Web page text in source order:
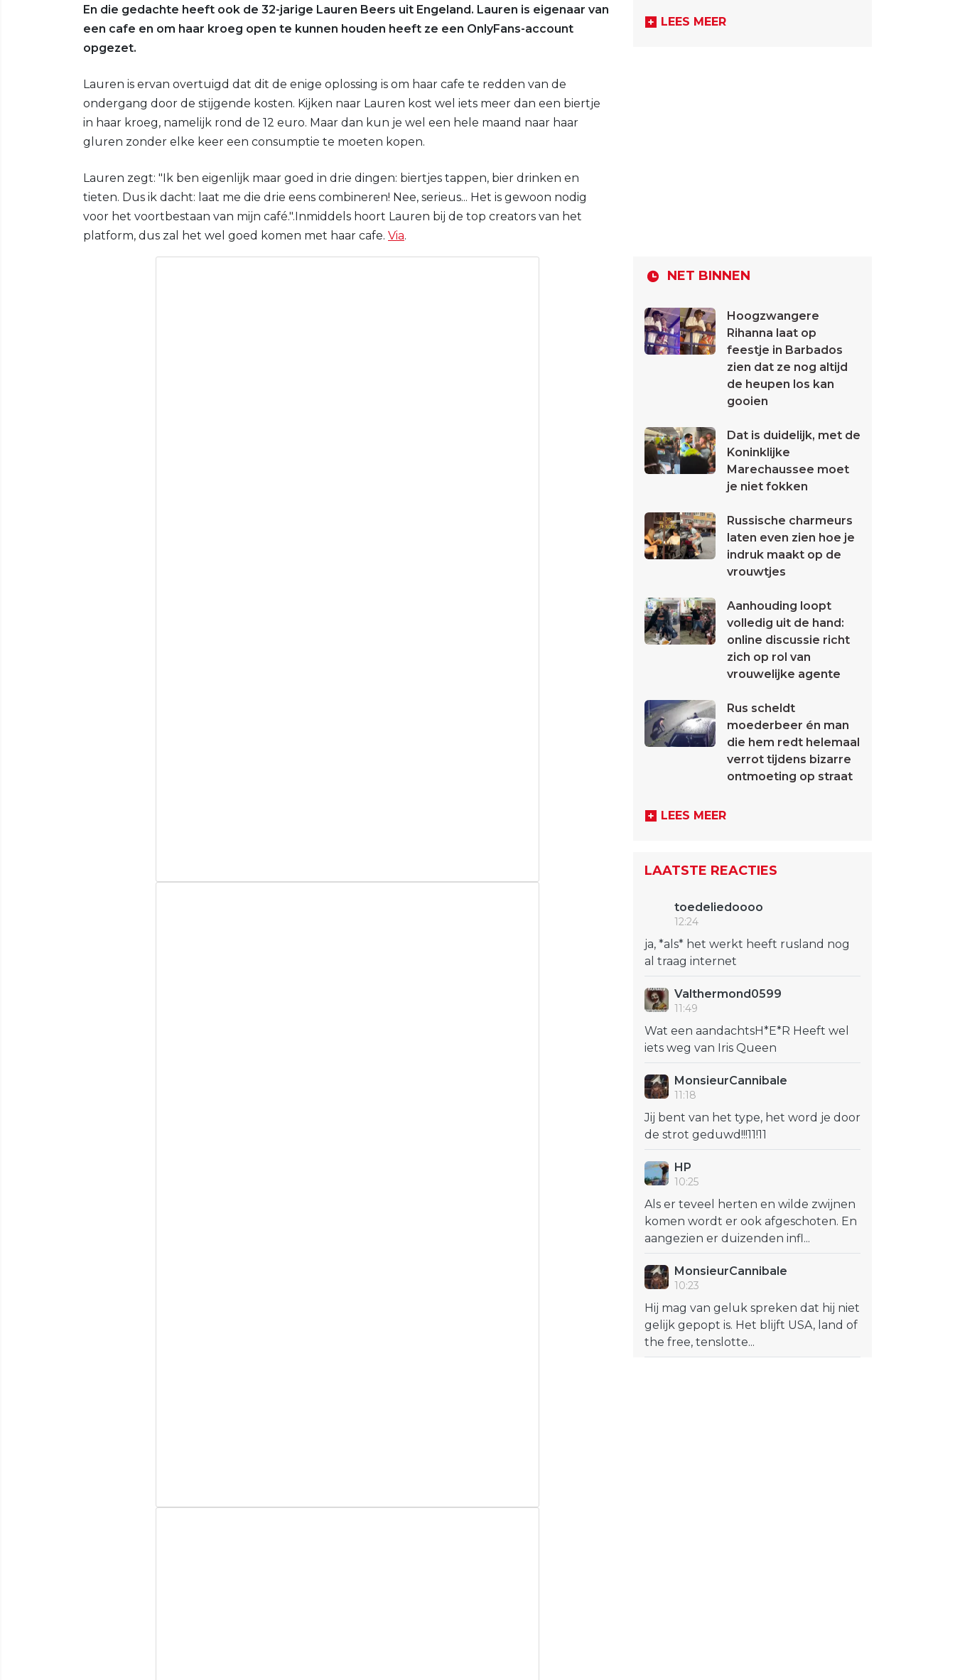
En die gedachte heeft ook de 32-jarige Lauren Beers uit Engeland. Lauren is eigenaar van
een cafe en om haar kroeg open te kunnen houden heeft ze een OnlyFans-account
opgezet.
Lauren is ervan overtuigd dat dit de enige oplossing is om haar cafe te redden van de
ondergang door de stijgende kosten. Kijken naar Lauren kost wel iets meer dan een biertje
in haar kroeg, namelijk rond de 12 euro. Maar dan kun je wel een hele maand naar haar
gluren zonder elke keer een consumptie te moeten kopen.
Lauren zegt: "Ik ben eigenlijk maar goed in drie dingen: biertjes tappen, bier drinken en
tieten. Dus ik dacht: laat me die drie eens combineren! Nee, serieus... Het is gewoon nodig
voor het voortbestaan van mijn café.".Inmiddels hoort Lauren bij de top creators van het
platform, dus zal het wel goed komen met haar cafe. Via.
LEES MEER
NET BINNEN
Hoogzwangere
Rihanna laat op
feestje in Barbados
zien dat ze nog altijd
de heupen los kan
gooien
Dat is duidelijk, met de
Koninklijke
Marechaussee moet
je niet fokken
Russische charmeurs
laten even zien hoe je
indruk maakt op de
vrouwtjes
Aanhouding loopt
volledig uit de hand:
online discussie richt
zich op rol van
vrouwelijke agente
Rus scheldt
moederbeer én man
die hem redt helemaal
verrot tijdens bizarre
ontmoeting op straat
LEES MEER
LAATSTE REACTIES
toedeliedoooo
12:24
ja, *als* het werkt heeft rusland nog
al traag internet
Valthermond0599
11:49
Wat een aandachtsH*E*R Heeft wel
iets weg van Iris Queen
MonsieurCannibale
11:18
Jij bent van het type, het word je door
de strot geduwd!!!11!11
HP
10:25
Als er teveel herten en wilde zwijnen
komen wordt er ook afgeschoten. En
aangezien er duizenden infl...
MonsieurCannibale
10:23
Hij mag van geluk spreken dat hij niet
gelijk gepopt is. Het blijft USA, land of
the free, tenslotte...